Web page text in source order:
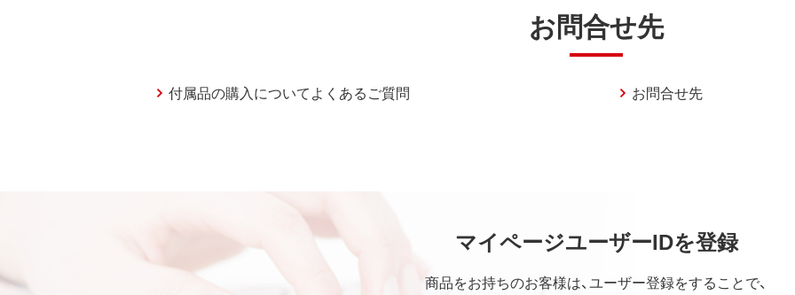
お問合せ先
付属品の購入についてよくあるご質問 お問合せ先
マイページユーザーIDを登録
商品をお持ちのお客様は、ユーザー登録をすることで、